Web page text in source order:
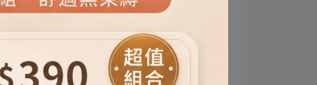
夏日穿搭
韓系穿搭
輕熟女穿搭
台中輕熟女衣服
女生顯瘦穿搭
修身穿搭
夏季顯瘦穿搭
微胖顯瘦穿搭